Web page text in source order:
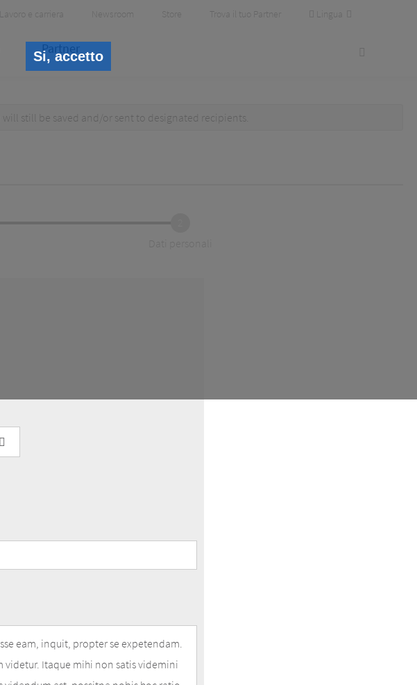
Si, accetto
Lavoro e carriera Newsroom Store Trova il tuo Partner Lingua
Partner
will still be saved and/or sent to designated recipients